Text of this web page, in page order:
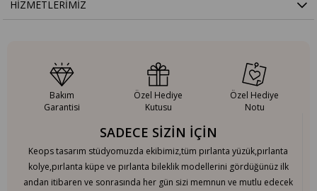
HIZMETLERIMIZ
SADECE SİZİN İÇİN
Keops tasarım stüdyomuzda ekibimiz,tüm pırlanta yüzük,pırlanta
kolye,pırlanta küpe ve pırlanta bileklik modellerini gördüğünüz ilk
andan itibaren ve sonrasında her gün sizi memnun ve mutlu edecek
Bakım
Garantisi
Özel Hediye
Kutusu
Özel Hediye
Notu